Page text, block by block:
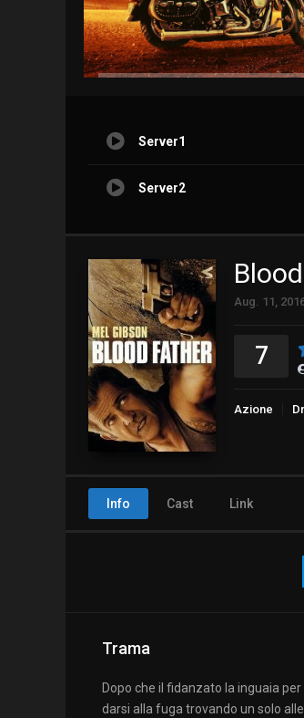
Server1
Server2
Aug. 11,
7
Azione
Info Cast Link
Trama
Dopo che il fidanzato la inguaia
darsi alla fuga trovando un solo